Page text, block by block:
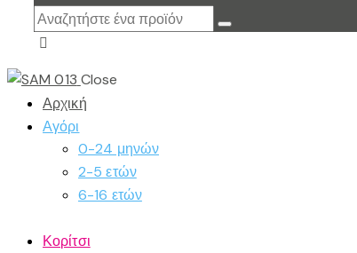
Close
Αρχική
Αγόρι
0-24 μηνών
2-5 ετών
6-16 ετών
Κορίτσι